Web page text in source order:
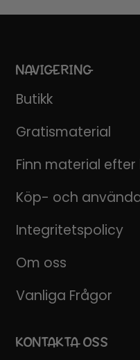
NAVIGERING
Butikk
Gratismaterial
Finn material
Köp- och
Integritetspolicy
Om oss
Vanliga Frågor
KONTAKTA OSS